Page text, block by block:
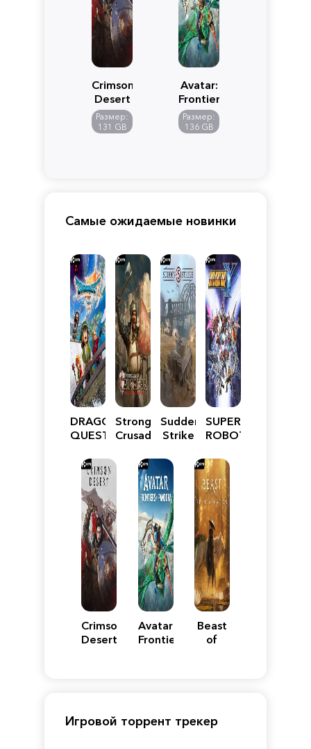
Crimson
Desert
Размер:
131 GB
Avatar:
Frontiers
of
Pandora
Размер:
136 GB
Самые ожидаемые новинки
DRAGON
QUEST
Reimagined
Stronghold
Crusader:
Edition
Sudden
Strike
SUPER
ROBOT
Y
Crimson
Desert
Avatar:
Frontiers
Beast
of
Игровой торрент трекер